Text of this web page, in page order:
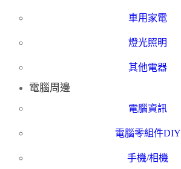
車用家電
燈光照明
其他電器
電腦周邊
電腦資訊
電腦零組件DIY
手機/相機